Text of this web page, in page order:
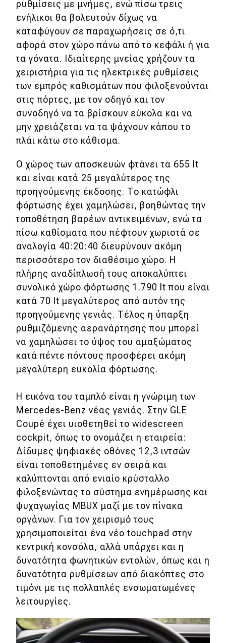
ρυθμίσεις με μνήμες, ενώ πίσω τρεις
ενήλικοι θα βολευτούν δίχως να
καταφύγουν σε παραχωρήσεις σε ό,τι
αφορά στον χώρο πάνω από το κεφάλι ή για
τα γόνατα. Ιδιαίτερης μνείας χρήζουν τα
χειριστήρια για τις ηλεκτρικές ρυθμίσεις
των εμπρός καθισμάτων που φιλοξενούνται
στις πόρτες, με τον οδηγό και τον
συνοδηγό να τα βρίσκουν εύκολα και να
μην χρειάζεται να τα ψάχνουν κάπου το
πλάι κάτω στο κάθισμα.
Ο χώρος των αποσκευών φτάνει τα 655 lt
και είναι κατά 25 μεγαλύτερος της
προηγούμενης έκδοσης. Το κατώφλι
φόρτωσης έχει χαμηλώσει, βοηθώντας την
τοποθέτηση βαρέων αντικειμένων, ενώ τα
πίσω καθίσματα που πέφτουν χωριστά σε
αναλογία 40:20:40 διευρύνουν ακόμη
περισσότερο τον διαθέσιμο χώρο. Η
πλήρης αναδίπλωσή τους αποκαλύπτει
συνολικό χώρο φόρτωσης 1.790 lt που είναι
κατά 70 lt μεγαλύτερος από αυτόν της
προηγούμενης γενιάς. Τέλος η ύπαρξη
ρυθμιζόμενης αερανάρτησης που μπορεί
να χαμηλώσει το ύψος του αμαξώματος
κατά πέντε πόντους προσφέρει ακόμη
μεγαλύτερη ευκολία φόρτωσης.
Η εικόνα του ταμπλό είναι η γνώριμη των
Mercedes-Benz νέας γενιάς. Στην GLE
Coupé έχει υιοθετηθεί το widescreen
cockpit, όπως το ονομάζει η εταιρεία:
Δίδυμες ψηφιακές οθόνες 12,3 ιντσών
είναι τοποθετημένες εν σειρά και
καλύπτονται από ενιαίο κρύσταλλο
φιλοξενώντας το σύστημα ενημέρωσης και
ψυχαγωγίας MBUX μαζί με τον πίνακα
οργάνων. Για τον χειρισμό τους
χρησιμοποιείται ένα νέο touchpad στην
κεντρική κονσόλα, αλλά υπάρχει και η
δυνατότητα φωνητικών εντολών, όπως και η
δυνατότητα ρυθμίσεων από διακόπτες στο
τιμόνι με τις πολλαπλές ενσωματωμένες
λειτουργίες.